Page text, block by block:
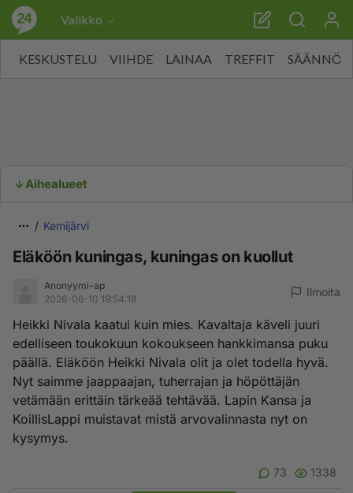
Valikko
KESKUSTELU VIIHDE LAINAA TREFFIT SÄÄNNÖT
Aihealueet
Kemijärvi
Eläköön kuningas, kuningas on kuollut
Anonyymi-ap
2026-06-10 19:54:18
Ilmoita
Heikki Nivala kaatui kuin mies. Kavaltaja käveli juuri
edelliseen toukokuun kokoukseen hankkimansa puku
päällä. Eläköön Heikki Nivala olit ja olet todella hyvä.
Nyt saimme jaappaajan, tuherrajan ja höpöttäjän
vetämään erittäin tärkeää tehtävää. Lapin Kansa ja
KoillisLappi muistavat mistä arvovalinnasta nyt on
kysymys.
73 1338